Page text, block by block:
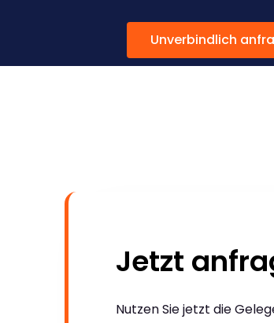
Unverbindlich
Jetzt
Nutzen Sie jetzt die